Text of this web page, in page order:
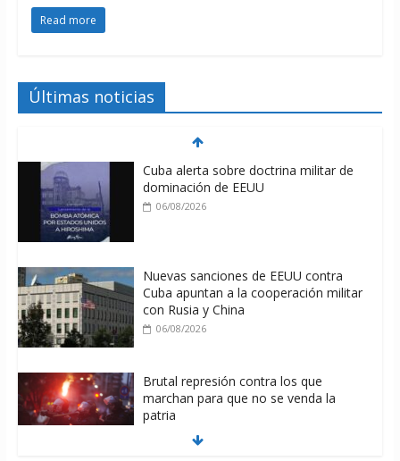
Read more
Últimas noticias
Cuba alerta sobre doctrina militar de
dominación de EEUU
06/08/2026
Nuevas sanciones de EEUU contra
Cuba apuntan a la cooperación militar
con Rusia y China
06/08/2026
Brutal represión contra los que
marchan para que no se venda la
patria
06/08/2026